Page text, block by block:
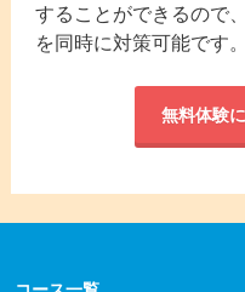
することができるので
を同時に対策可能です。
無料体験